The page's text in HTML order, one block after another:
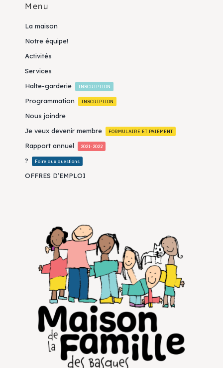
Menu
La maison
Notre équipe!
Activités
Services
Halte-garderie
INSCRIPTION
Programmation INSCRIPTION
Nous joindre
Je veux devenir membre
FORMULAIRE ET PAIEMENT
Rapport annuel 2021-2022
? Foire aux questions
OFFRES D’EMPLOI